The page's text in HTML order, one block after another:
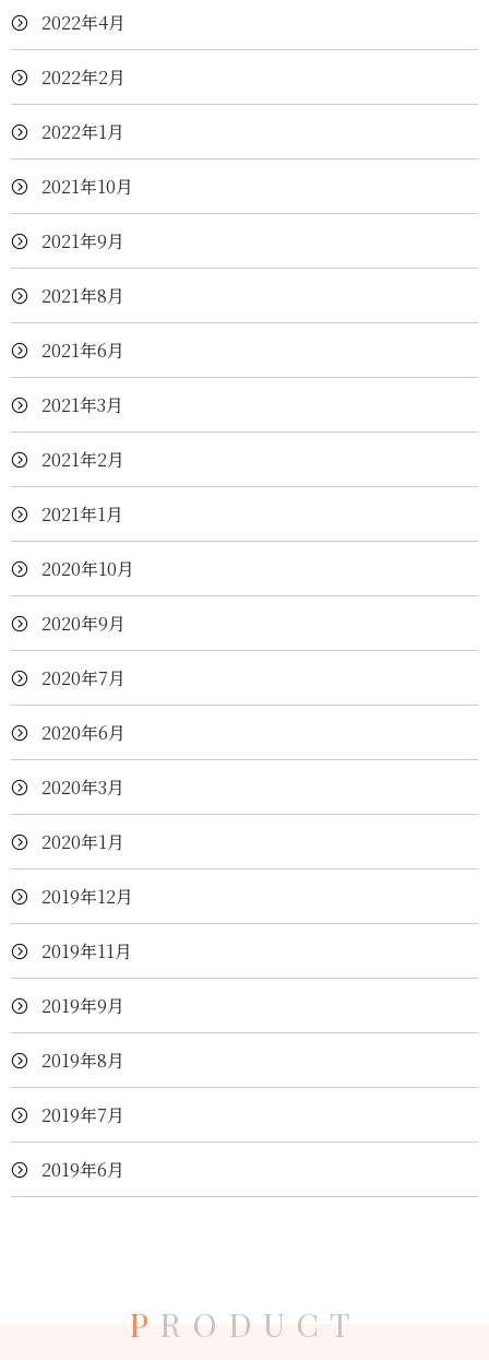
2022年4月
2022年2月
2022年1月
2021年10月
2021年9月
2021年8月
2021年6月
2021年3月
2021年2月
2021年1月
2020年10月
2020年9月
2020年7月
2020年6月
2020年3月
2020年1月
2019年12月
2019年11月
2019年9月
2019年8月
2019年7月
2019年6月
P RODUCT